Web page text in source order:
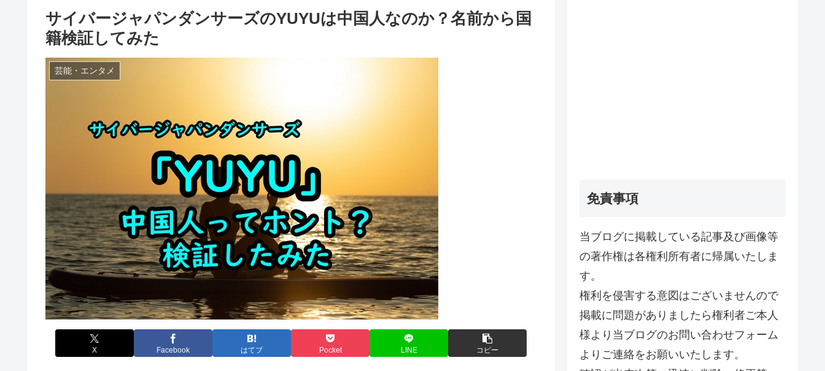
サイバージャパンダンサーズのYUYUは中国人なのか？名前から国
籍検証してみた
芸能・エンタメ
X Facebook はてブ Pocket LINE コピー
免責事項
当ブログに掲載している記事及び画像等
の著作権は各権利所有者に帰属いたしま
す。
権利を侵害する意図はございませんので
掲載に問題がありましたら権利者ご本人
様より当ブログのお問い合わせフォーム
よりご連絡をお願いいたします。